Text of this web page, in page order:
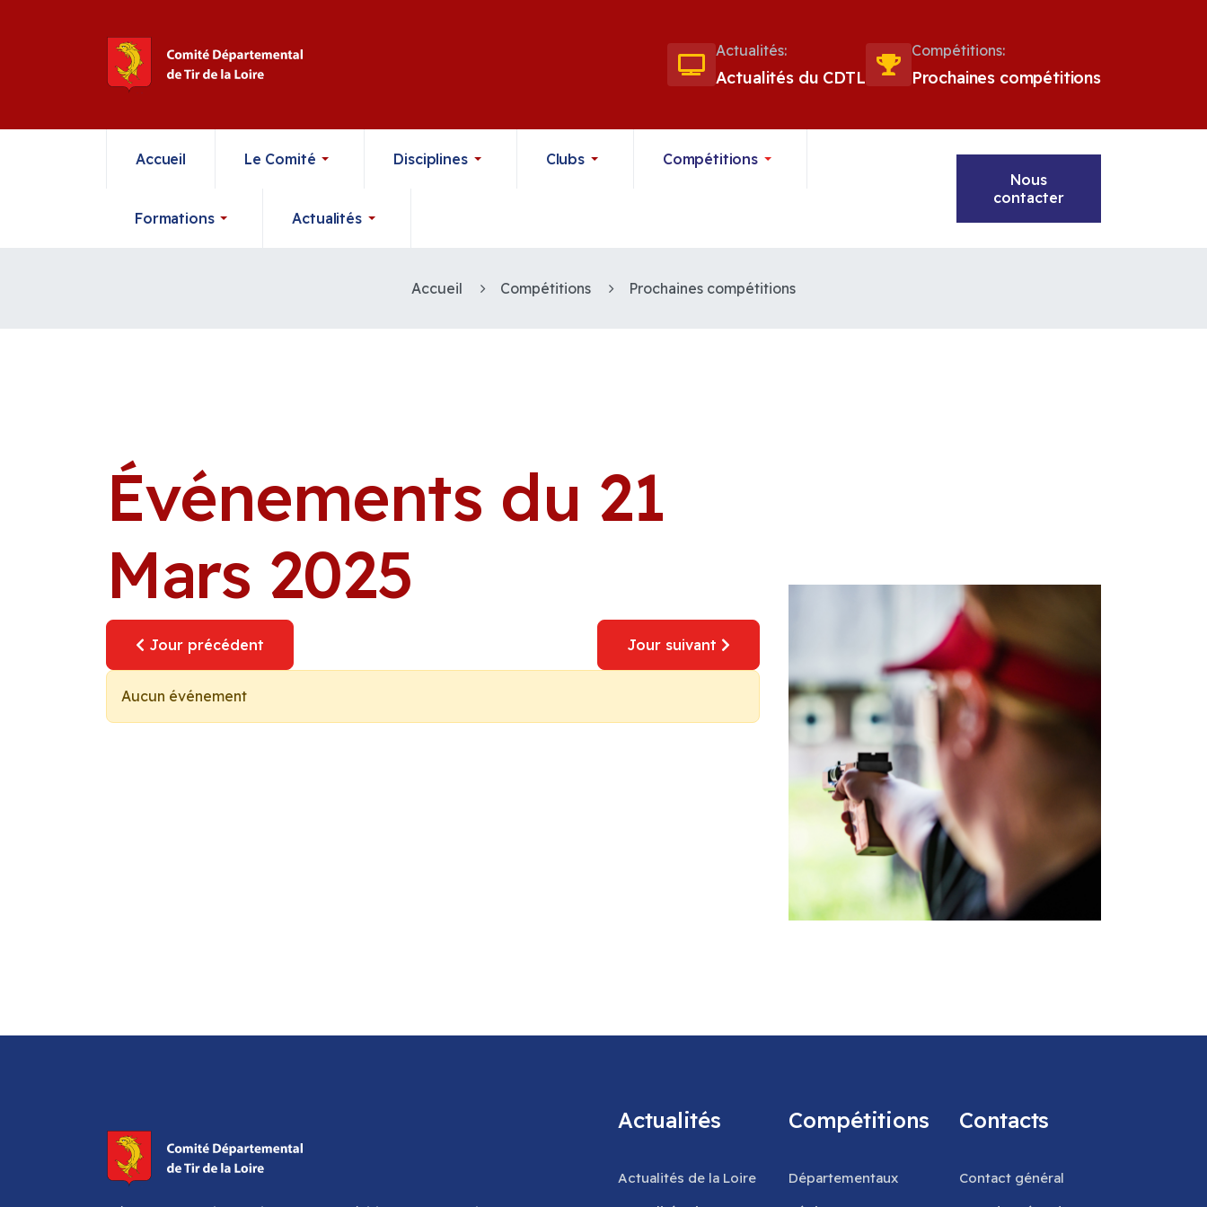
Actualités:
Actualités du CDTL
Compétitions:
Prochaines compétitions
Accueil Le Comité Disciplines Clubs Compétitions
Formations Actualités
Nous
contacter
Accueil Compétitions Prochaines compétitions
Événements du 21
Mars 2025
Jour précédent Jour suivant
Aucun événement
Actualités
Actualités de la Loire
Compétitions
Départementaux
Contacts
Contact général